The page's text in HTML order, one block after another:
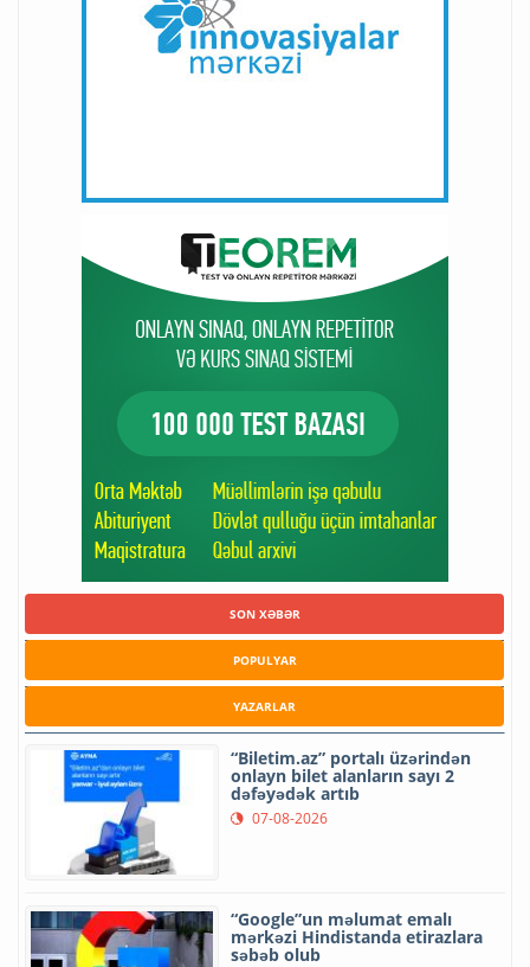
SON XƏBƏR
POPULYAR
YAZARLAR
“Biletim.az” portalı üzərindən
onlayn bilet alanların sayı 2
dəfəyədək artıb
07-08-2026
“Google”un məlumat emalı
mərkəzi Hindistanda etirazlara
səbəb olub